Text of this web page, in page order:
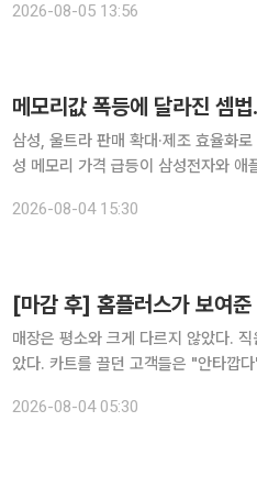
진출 활성화를 위한 상생 금융지원 업
2026-08-05 13:56
메모리값 폭등에 달라진 셈
삼성, 울트라 판매 확대·제조 효율화
성 메모리 가격 급등이 삼성전자와 애플의 스마트폰 수익성을 동시에 압박하고 있다. 삼성전자 모바
높아질 것으로 전망했다. 같은 원가
2026-08-04 15:30
[마감 후] 홈플러스가 보여준
매장은 평소와 크게 다르지 않았다.
았다. 카트를 끌던 고객들은 "안타깝
했다. 지난달 11일, 임시휴업을 앞둔
2026-08-04 05:30